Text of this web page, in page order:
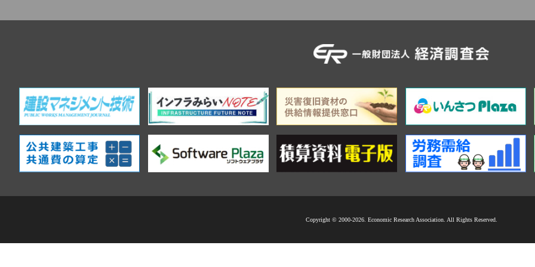
Copyright © 2000-2026. Economic Research Association. All Rights Reserved.